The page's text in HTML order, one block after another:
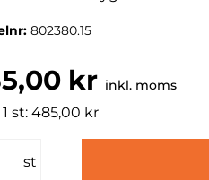
802380.15
kr inkl. moms
1 st: 485,00 kr
st